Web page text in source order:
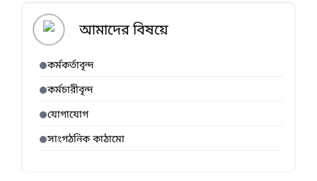
আমাদের বিষয়ে
কর্মকর্তাবৃন্দ
কর্মচারীবৃন্দ
যোগাযোগ
সাংগঠনিক কাঠামো